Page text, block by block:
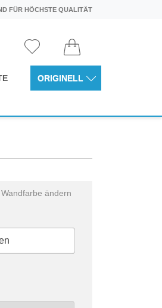
FÜR HÖCHSTE QUALITÄT
ORIGINELL
Wandfarbe ändern